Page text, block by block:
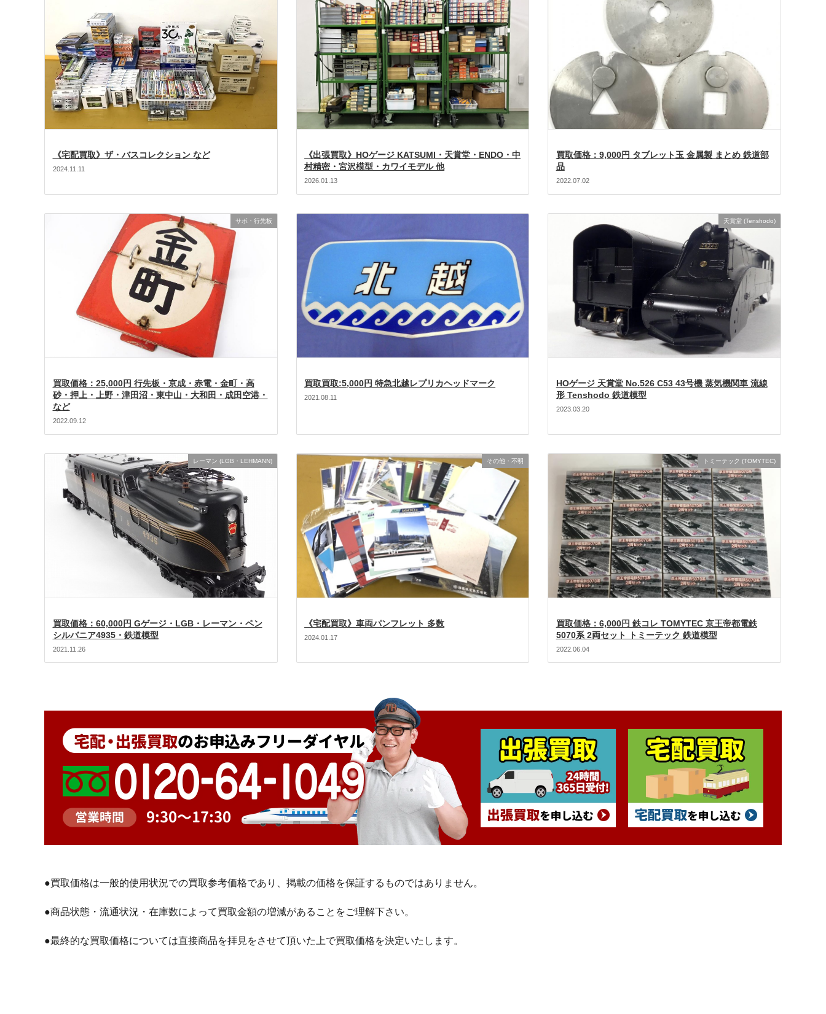
《宅配買取》ザ・バスコレクション など
2024.11.11
《出張買取》HOゲージ KATSUMI・天賞堂・ENDO・中
村精密・宮沢模型・カワイモデル 他
2026.01.13
買取価格：9,000円 タブレット玉 金属製 まとめ 鉄道部
品
2022.07.02
サボ・行先板
買取価格：25,000円 行先板・京成・赤電・金町・高
砂・押上・上野・津田沼・東中山・大和田・成田空港・
など
2022.09.12
買取買取:5,000円 特急北越レプリカヘッドマーク
2021.08.11
天賞堂 (Tenshodo)
HOゲージ 天賞堂 No.526 C53 43号機 蒸気機関車 流線
形 Tenshodo 鉄道模型
2023.03.20
レーマン (LGB・LEHMANN)
買取価格：60,000円 Gゲージ・LGB・レーマン・ペン
シルバニア4935・鉄道模型
2021.11.26
その他・不明
《宅配買取》車両パンフレット 多数
2024.01.17
トミーテック (TOMYTEC)
買取価格：6,000円 鉄コレ TOMYTEC 京王帝都電鉄
5070系 2両セット トミーテック 鉄道模型
2022.06.04
●買取価格は一般的使用状況での買取参考価格であり、掲載の価格を保証するものではありません。
●商品状態・流通状況・在庫数によって買取金額の増減があることをご理解下さい。
●最終的な買取価格については直接商品を拝見をさせて頂いた上で買取価格を決定いたします。